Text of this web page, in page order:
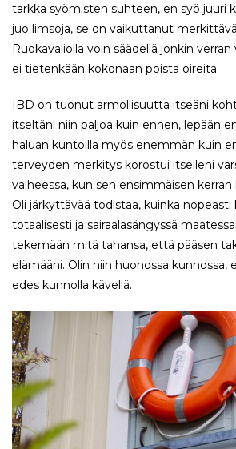
tarkka syömisten suhteen, en syö juuri
juo limsoja, se on vaikuttanut
Ruokavaliolla voin säädellä jonkin
ei tietenkään kokonaan poista oireita.
IBD on tuonut armollisuutta itseäni
itseltäni niin paljoa kuin ennen, lepään
haluan kuntoilla myös enemmän kuin
terveyden merkitys korostui itselleni
vaiheessa, kun sen ensimmäisen
Oli järkyttävää todistaa, kuinka
totaalisesti ja sairaalasängyssä
tekemään mitä tahansa, että pääsen
elämääni. Olin niin huonossa kunnossa,
edes kunnolla kävellä.